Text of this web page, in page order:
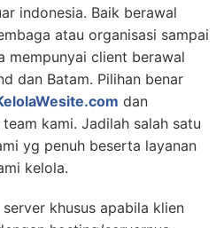
indonesia. Baik berawal
atau organisasi sampai
mempunyai client berawal
dan Batam. Pilihan benar
dan
kami. Jadilah salah satu
yg penuh beserta layanan
kelola.
khusus apabila klien